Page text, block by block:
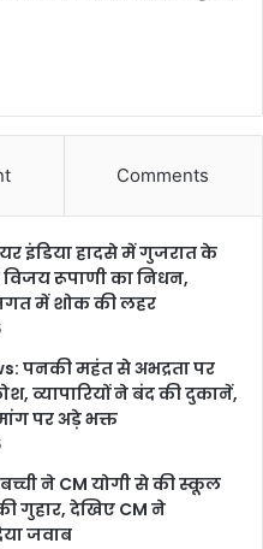
Comments
इंडिया हादसे में गुजरात के
विजय रूपाणी का निधन,
में शोक की लहर
पनकी महंत से अभद्रता पर
व्यापारियों ने बंद की दुकानें,
पर अड़े भक्त
ने CM योगी से की स्कूल
गुहार, देखिए CM ने
जवाब